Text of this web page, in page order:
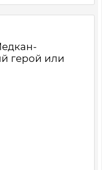
герой или